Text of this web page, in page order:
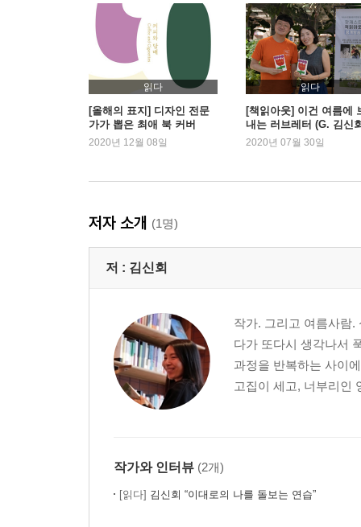
특별한 날에는 백화점 과일 코너에 간다
― 샤인머스캣
우리의 여름방학
― 호캉스
하늘이랑 바다 빼면 없다
― 괌
책은 일종의 안주다
― 혼술
― 치앙마이
읽다
[올해의 표지] 디자인 전문
가가 뽑은 최애 북 커버
2020년 12월 08일
읽다
[책읽아웃] 이건 여름에
내는 러브레터 (G. 김신
작가)
2020년 07월 30일
저자 소개 (1명)
저 : 김신회
작가. 그리고 여름사람.
다가 또다시 생각나서
과정을 반복하는 사이
고집이 세고, 너부리인
작가와 인터뷰 (2개)
[읽다] 김신회 “이대로의 나를 돌보는 연습”